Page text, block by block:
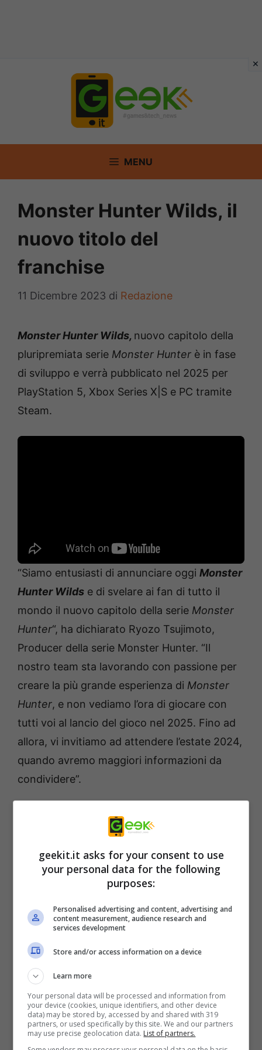
MENU
Monster Hunter Wilds, il
nuovo titolo del
franchise
11 Dicembre 2023 di Redazione
Monster Hunter Wilds, nuovo capitolo della
pluripremiata serie Monster Hunter è in fase
di sviluppo e verrà pubblicato nel 2025 per
PlayStation 5, Xbox Series X|S e PC tramite
Steam.
“Siamo entusiasti di annunciare oggi Monster
Hunter Wilds e di svelare ai fan di tutto il
mondo il nuovo capitolo della serie Monster
Hunter“, ha dichiarato Ryozo Tsujimoto,
Producer della serie Monster Hunter. “Il
nostro team sta lavorando con passione per
creare la più grande esperienza di Monster
Hunter, e non vediamo l’ora di giocare con
tutti voi al lancio del gioco nel 2025. Fino ad
allora, vi invitiamo ad attendere l’estate 2024,
quando avremo maggiori informazioni da
condividere”.
La serie Monster Hunter
20° anniversario. Dal 2004, gli amati giochi di
ruolo d’azione cooperativi hanno venduto
oltre 95 milioni di unità in tutto il mondo. Nei
giochi, i giocatori danno la caccia a nemici più
grandi di loro in vasti ambienti naturali. Ogni
mostro rappresenta una sfida unica, quindi i
giocatori devono pianificare attentamente,
formare gruppi di caccia con gli amici e
utilizzare tutto ciò che hanno a disposizione
per sopravvivere a queste emozionanti
geekit.it asks for your consent to use
your personal data for the following
purposes:
Personalised advertising and content, advertising and
content measurement, audience research and
services development
Store and/or access information on a device
Learn more
Your personal data will be processed and information from
your device (cookies, unique identifiers, and other device
data) may be stored by, accessed by and shared with 319
partners, or used specifically by this site. We and our partners
may use precise geolocation data. List of partners.